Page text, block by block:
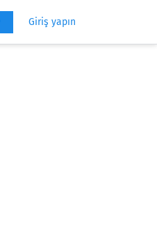
Giriş yapın